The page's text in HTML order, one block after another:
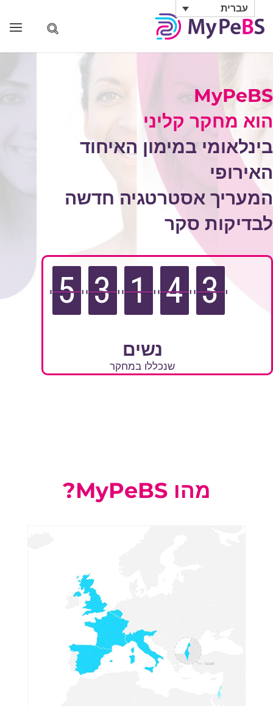
עברית
MyPeBS
הוא מחקר קליני
בינלאומי במימון האיחוד
האירופי
המעריך אסטרטגיה חדשה
לבדיקות סקר
5 3 1 4 3
נשים
שנכללו במחקר
מהו MyPeBS?